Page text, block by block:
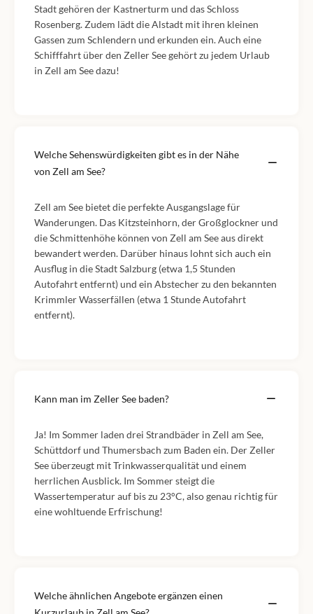
Stadt gehören der Kastnerturm und das Schloss
Rosenberg. Zudem lädt die Alstadt mit ihren kleinen
Gassen zum Schlendern und erkunden ein. Auch eine
Schifffahrt über den Zeller See gehört zu jedem Urlaub
in Zell am See dazu!
Welche Sehenswürdigkeiten gibt es in der Nähe
von Zell am See?
Zell am See bietet die perfekte Ausgangslage für
Wanderungen. Das Kitzsteinhorn, der Großglockner und
die Schmittenhöhe können von Zell am See aus direkt
bewandert werden. Darüber hinaus lohnt sich auch ein
Ausflug in die Stadt Salzburg (etwa 1,5 Stunden
Autofahrt entfernt) und ein Abstecher zu den bekannten
Krimmler Wasserfällen (etwa 1 Stunde Autofahrt
entfernt).
Kann man im Zeller See baden?
Ja! Im Sommer laden drei Strandbäder in Zell am See,
Schüttdorf und Thumersbach zum Baden ein. Der Zeller
See überzeugt mit Trinkwasserqualität und einem
herrlichen Ausblick. Im Sommer steigt die
Wassertemperatur auf bis zu 23°C, also genau richtig für
eine wohltuende Erfrischung!
Welche ähnlichen Angebote ergänzen einen